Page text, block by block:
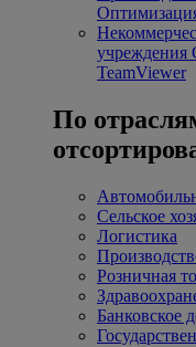
учреждения
TeamViewer
По
Сельское
Логистика
Розничная
Банковское